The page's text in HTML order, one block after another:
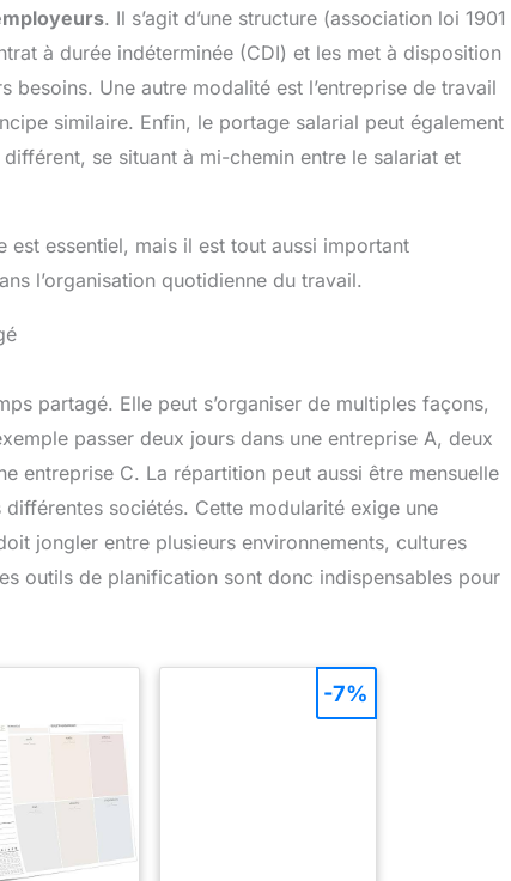
. Il s’agit d’une structure (association loi 1901
à durée indéterminée (CDI) et les met à disposition
Une autre modalité est l’entreprise de travail
similaire. Enfin, le portage salarial peut également
se situant à mi-chemin entre le salariat et
essentiel, mais il est tout aussi important
l’organisation quotidienne du travail.
partagé. Elle peut s’organiser de multiples façons,
passer deux jours dans une entreprise A, deux
entreprise C. La répartition peut aussi être mensuelle
sociétés. Cette modularité exige une
jongler entre plusieurs environnements, cultures
outils de planification sont donc indispensables pour
-7%